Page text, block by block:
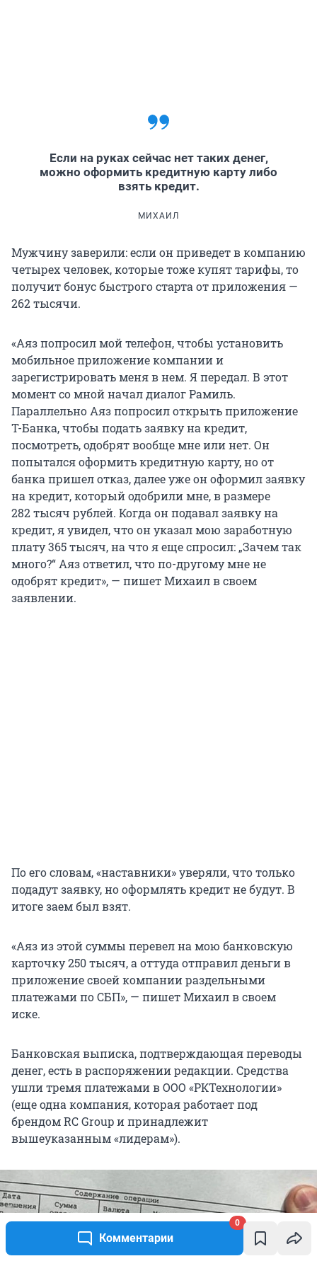
Комментарии
0
Если на руках сейчас нет таких денег,
можно оформить кредитную карту либо
взять кредит.
МИХАИЛ
Мужчину заверили: если он приведет в компанию
четырех человек, которые тоже купят тарифы, то
получит бонус быстрого старта от приложения —
262 тысячи.
«Аяз попросил мой телефон, чтобы установить
мобильное приложение компании и
зарегистрировать меня в нем. Я передал. В этот
момент со мной начал диалог Рамиль.
Параллельно Аяз попросил открыть приложение
Т-Банка, чтобы подать заявку на кредит,
посмотреть, одобрят вообще мне или нет. Он
попытался оформить кредитную карту, но от
банка пришел отказ, далее уже он оформил заявку
на кредит, который одобрили мне, в размере
282 тысяч рублей. Когда он подавал заявку на
кредит, я увидел, что он указал мою заработную
плату365 тысяч, на что я еще спросил: „Зачем так
много?“ Аяз ответил, что по-другому мне не
одобрят кредит», — пишет Михаил в своем
заявлении.
По его словам, «наставники» уверяли, что только
подадут заявку, но оформлять кредит не будут. В
итоге заем был взят.
«Аяз из этой суммы перевел на мою банковскую
карточку 250 тысяч, а оттуда отправил деньги в
приложение своей компании раздельными
платежами по СБП», — пишет Михаил в своем
иске.
Банковская выписка, подтверждающая переводы
денег, есть в распоряжении редакции. Средства
ушли тремя платежами в ООО «РКТехнологии»
(еще одна компания, которая работает под
брендом RC Group и принадлежит
вышеуказанным «лидерам»).